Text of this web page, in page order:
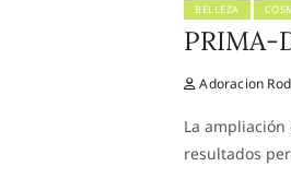
BELLEZA
PRIMA-
Adoracion
La
resultados